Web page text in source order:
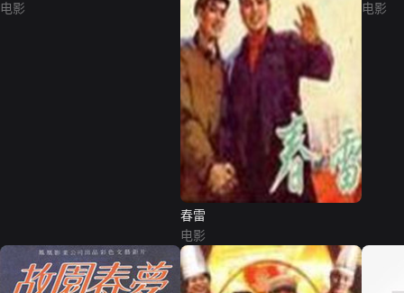
电影
春雷
电影
电影